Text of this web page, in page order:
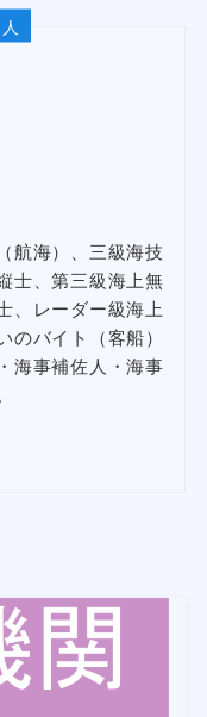
航海）、三級海技
士、第三級海上無
、レーダー級海上
バイト（客船）
海事補佐人・海事